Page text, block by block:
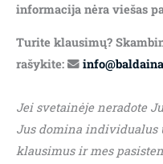
informacija nėra viešas
Turite klausimų?
rašykite:
Jei svetainėje neradote
Jus domina individualus
klausimus ir mes